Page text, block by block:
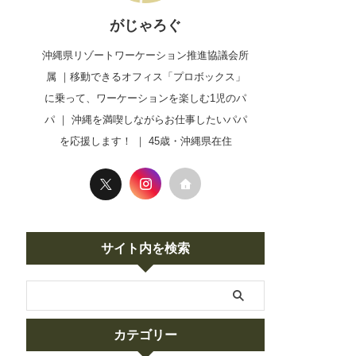
がじゃろぐ
沖縄県リゾートワーケーション推進協議会所
属 ｜移動できるオフィス「プロボックス」
に乗って、ワーケーションを楽しむ1児のパ
パ ｜ 沖縄を満喫しながらお仕事したいパパ
を応援します！ ｜ 45歳・沖縄県在住
サイト内を検索
カテゴリー